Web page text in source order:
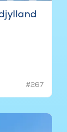
#267